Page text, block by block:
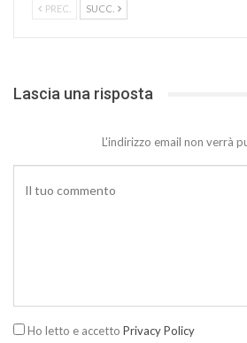
PREC. SUCC.
Lascia una risposta
L'indirizzo email non verrà
Ho letto e accetto Privacy Policy